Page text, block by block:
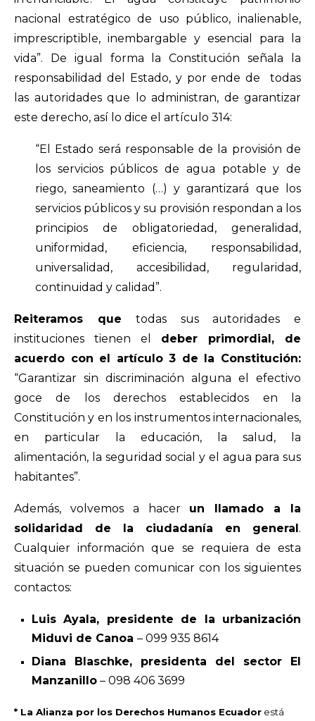
nacional estratégico de uso público, inalienable,
imprescriptible, inembargable y esencial para la
vida”. De igual forma la Constitución señala la
responsabilidad del Estado, y por ende de todas
las autoridades que lo administran, de garantizar
este derecho, así lo dice el artículo 314:
“El Estado será responsable de la provisión de
los servicios públicos de agua potable y de
riego, saneamiento (…) y garantizará que los
servicios públicos y su provisión respondan a los
principios de obligatoriedad, generalidad,
uniformidad, eficiencia, responsabilidad,
universalidad, accesibilidad, regularidad,
continuidad y calidad”.
Reiteramos quetodas sus autoridades e
instituciones tienen el
deber primordial, de
acuerdo con el artículo 3 de la Constitución:
“Garantizar sin discriminación alguna el efectivo
goce de los derechos establecidos en la
Constitución y en los instrumentos internacionales,
en particular la educación, la salud, la
alimentación, la seguridad social y el agua para sus
habitantes”.
Además, volvemos a hacer un llamado a la
solidaridad de la ciudadanía en general.
Cualquier información que se requiera de esta
situación se pueden comunicar con los siguientes
contactos:
Luis Ayala, presidente de la urbanización
Miduvi de Canoa – 099 935 8614
Diana Blaschke, presidenta del sector El
Manzanillo – 098 406 3699
* La Alianza por los Derechos Humanos Ecuador está